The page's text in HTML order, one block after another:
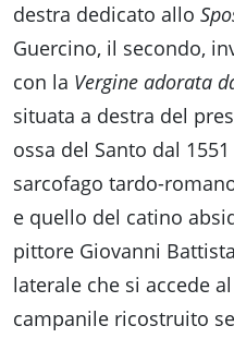
destra dedicato allo
Guercino, il secondo,
con la Vergine adorata
situata a destra del
ossa del Santo dal
sarcofago tardo-
e quello del catino
pittore Giovanni
laterale che si accede
campanile ricostruito